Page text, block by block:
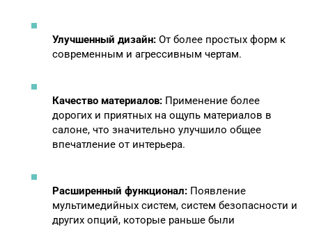
Улучшенный дизайн: От более простых форм к
современным и агрессивным чертам.
Качество материалов: Применение более
дорогих и приятных на ощупь материалов в
салоне, что значительно улучшило общее
впечатление от интерьера.
Расширенный функционал: Появление
мультимедийных систем, систем безопасности и
других опций, которые раньше были